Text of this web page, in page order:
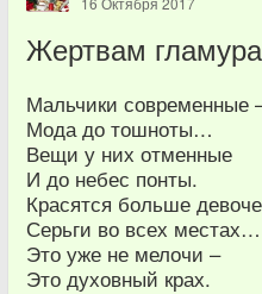
Жертвам
Мальчики современные
Мода до тошноты…
Вещи у них отменные
И до небес понты.
Красятся больше
Серьги во всех местах…
Это уже не мелочи –
Это духовный крах.